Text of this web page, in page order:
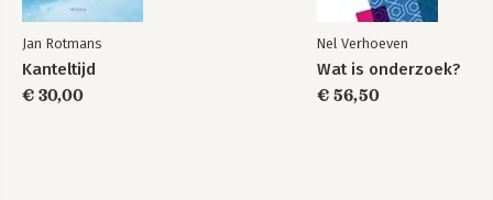
Jan Rotmans
Kanteltijd
€ 30,00
Nel Verhoeven
Wat is onderzoek?
€ 56,50